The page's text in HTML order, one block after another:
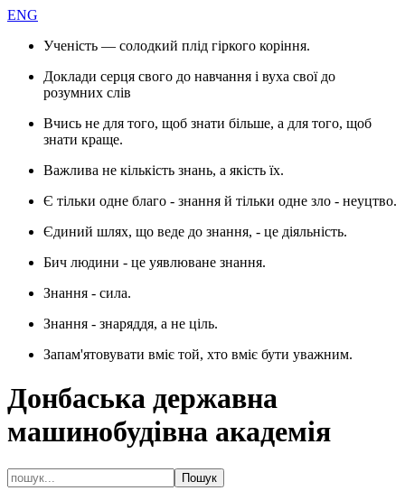
ENG
Ученість — солодкий плід гіркого коріння.
Доклади серця свого до навчання і вуха свої до
розумних слів
Вчись не для того, щоб знати більше, а для того, щоб
знати краще.
Важлива не кількість знань, а якість їх.
Є тільки одне благо - знання й тільки одне зло - неуцтво.
Єдиний шлях, що веде до знання, - це діяльність.
Бич людини - це уявлюване знання.
Знання - сила.
Знання - знаряддя, а не ціль.
Запам'ятовувати вміє той, хто вміє бути уважним.
Донбаська державна
машинобудівна академія